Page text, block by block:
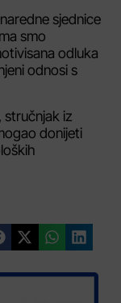
sjednice
smo
odluka
odnosi s
iz
donijeti